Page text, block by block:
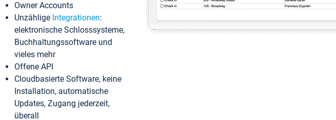
Owner Accounts
Unzählige Integrationen:
elektronische Schlosssysteme,
Buchhaltungssoftware und
vieles mehr
Offene API
Cloudbasierte Software, keine
Installation, automatische
Updates, Zugang jederzeit,
überall